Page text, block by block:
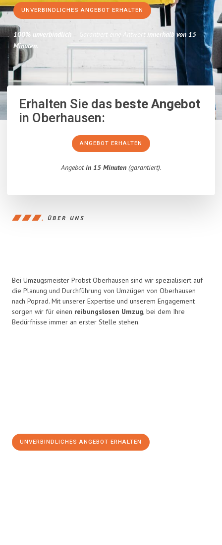
UNVERBINDLICHES ANGEBOT ERHALTEN
100% unverbindlich – Garantiert eine Antwort innerhalb von 15
Minuten.
Erhalten Sie dasbeste Angebot
in Oberhausen:
ANGEBOT ERHALTEN
Angebotin 15 Minuten(garantiert).
ÜBER UNS
Bei Umzugsmeister Probst Oberhausen sind wir spezialisiert auf
die Planung und Durchführung von Umzügen von Oberhausen
nach Poprad. Mit unserer Expertise und unserem Engagement
sorgen wir für einen reibungslosen Umzug, bei dem Ihre
Bedürfnisse immer an erster Stelle stehen.
UNVERBINDLICHES ANGEBOT ERHALTEN